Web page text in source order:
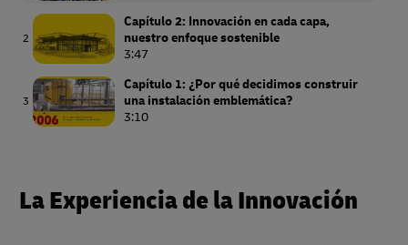
2
Capítulo 2: Innovación en cada capa,
nuestro enfoque sostenible
3:47
3
Capítulo 1: ¿Por qué decidimos construir
una instalación emblemática?
3:10
La Experiencia de la Innovación